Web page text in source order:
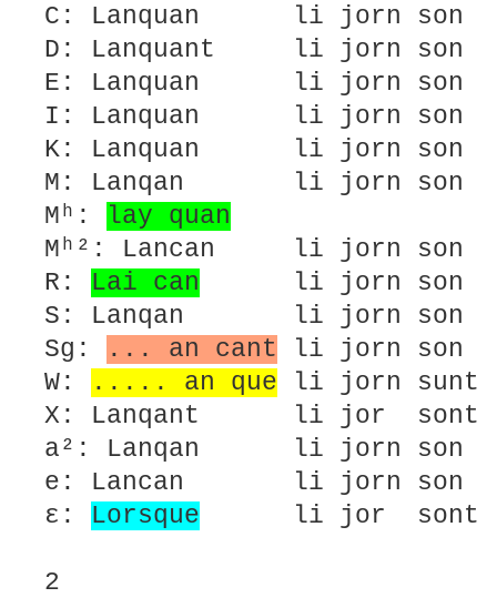
C: Lanquan li jorn son
D: Lanquant li jorn son
E: Lanquan li jorn son
I: Lanquan li jorn son
K: Lanquan li jorn son
M: Lanqan li jorn son
Mʰ:
lay quan
Mʰ²: Lancan li jorn son
R: Lai can li jorn son
S: Lanqan li jorn son
Sg:
... an cant li jorn son
W:
..... an que li jorn sunt
X: Lanqant li jor sont
a²: Lanqan li jorn son
e: Lancan li jorn son
ε: Lorsque li jor sont
2